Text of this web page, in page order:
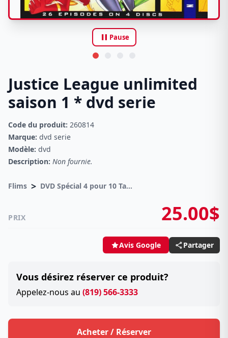
pause Pause
Justice League unlimited
saison 1 * dvd serie
Code du produit: 260814
Marque: dvd serie
Modèle: dvd
Description: Non fournie.
Flims > DVD Spécial 4 pour 10 Taxes incluses sur -4.00$
PRIX 25.00$
Avis Google Partager
Vous désirez réserver ce produit?
Appelez-nous au (819) 566-3333
Acheter / Réserver